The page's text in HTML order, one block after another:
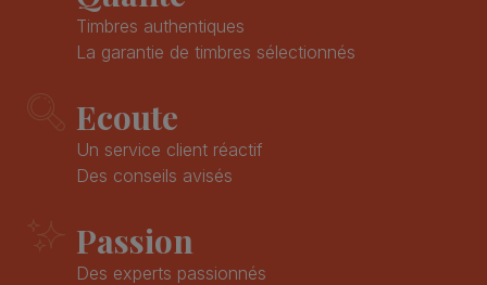
Timbres authentiques
La garantie de timbres sélectionnés
Ecoute
Un service client réactif
Des conseils avisés
Passion
Des experts passionnés